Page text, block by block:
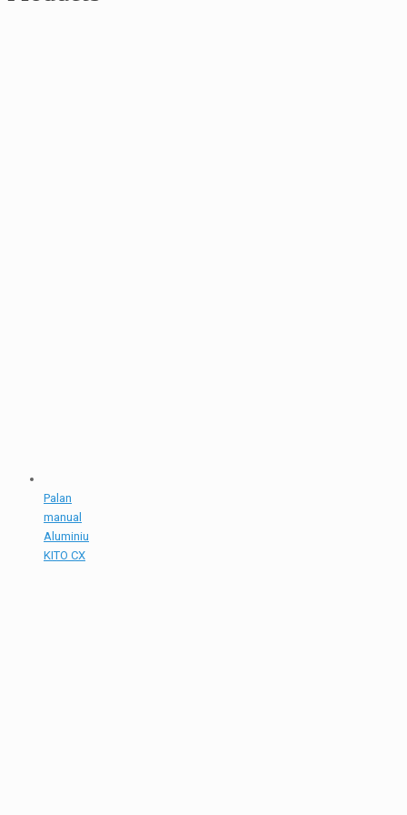
Palan
manual
Aluminiu
KITO CX